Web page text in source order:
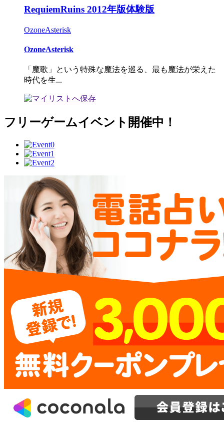
RequiemRuins 2012年版体験版
OzoneAsterisk
OzoneAsterisk
「魔歌」という特殊な魔法を巡る、最も魔法が栄えた
時代を生...
フリーゲームイベント開催中！